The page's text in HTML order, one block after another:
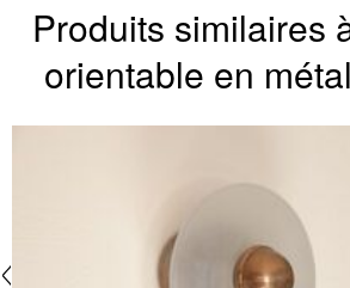
Produits similaires
orientable en